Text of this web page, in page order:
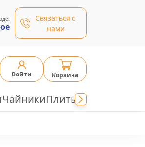
Связаться с
нами
Войти Корзина
ЧайникиПлиты